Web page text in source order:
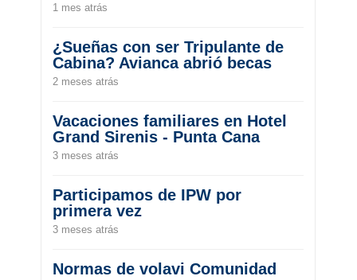
1 mes atrás
¿Sueñas con ser Tripulante de
Cabina? Avianca abrió becas
2 meses atrás
Vacaciones familiares en Hotel
Grand Sirenis - Punta Cana
3 meses atrás
Participamos de IPW por
primera vez
3 meses atrás
Normas de volavi Comunidad